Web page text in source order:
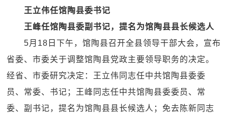
王立伟任馆陶县委书记
王峰任馆陶县委副书记，提名为馆陶县县长候选人
5月18日下午，馆陶县召开全县领导干部大会，宣布
省委、市委关于调整馆陶县党政主要领导职务的决定。
经省、市委研究决定：王立伟同志任中共馆陶县委委
员、常委、书记；王峰同志任中共馆陶县委委员、常
委、副书记，提名为馆陶县县长候选人；免去陈新同志